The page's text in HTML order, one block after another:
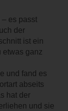
– es passt
der
ist ein
etwas ganz
und fand es
abseits
hat der
und sie